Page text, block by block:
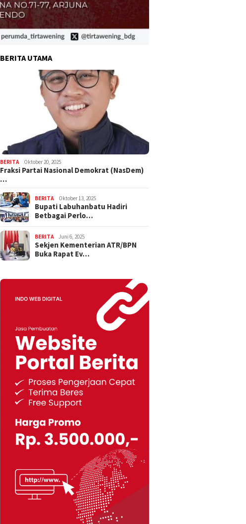
BERITA UTAMA
BERITA Oktober 20, 2025
Fraksi Partai Nasional Demokrat (NasDem)
…
BERITA Oktober 13, 2025
Bupati Labuhanbatu Hadiri
Betbagai Perlo…
BERITA Juni 6, 2025
Sekjen Kementerian ATR/BPN
Buka Rapat Ev…